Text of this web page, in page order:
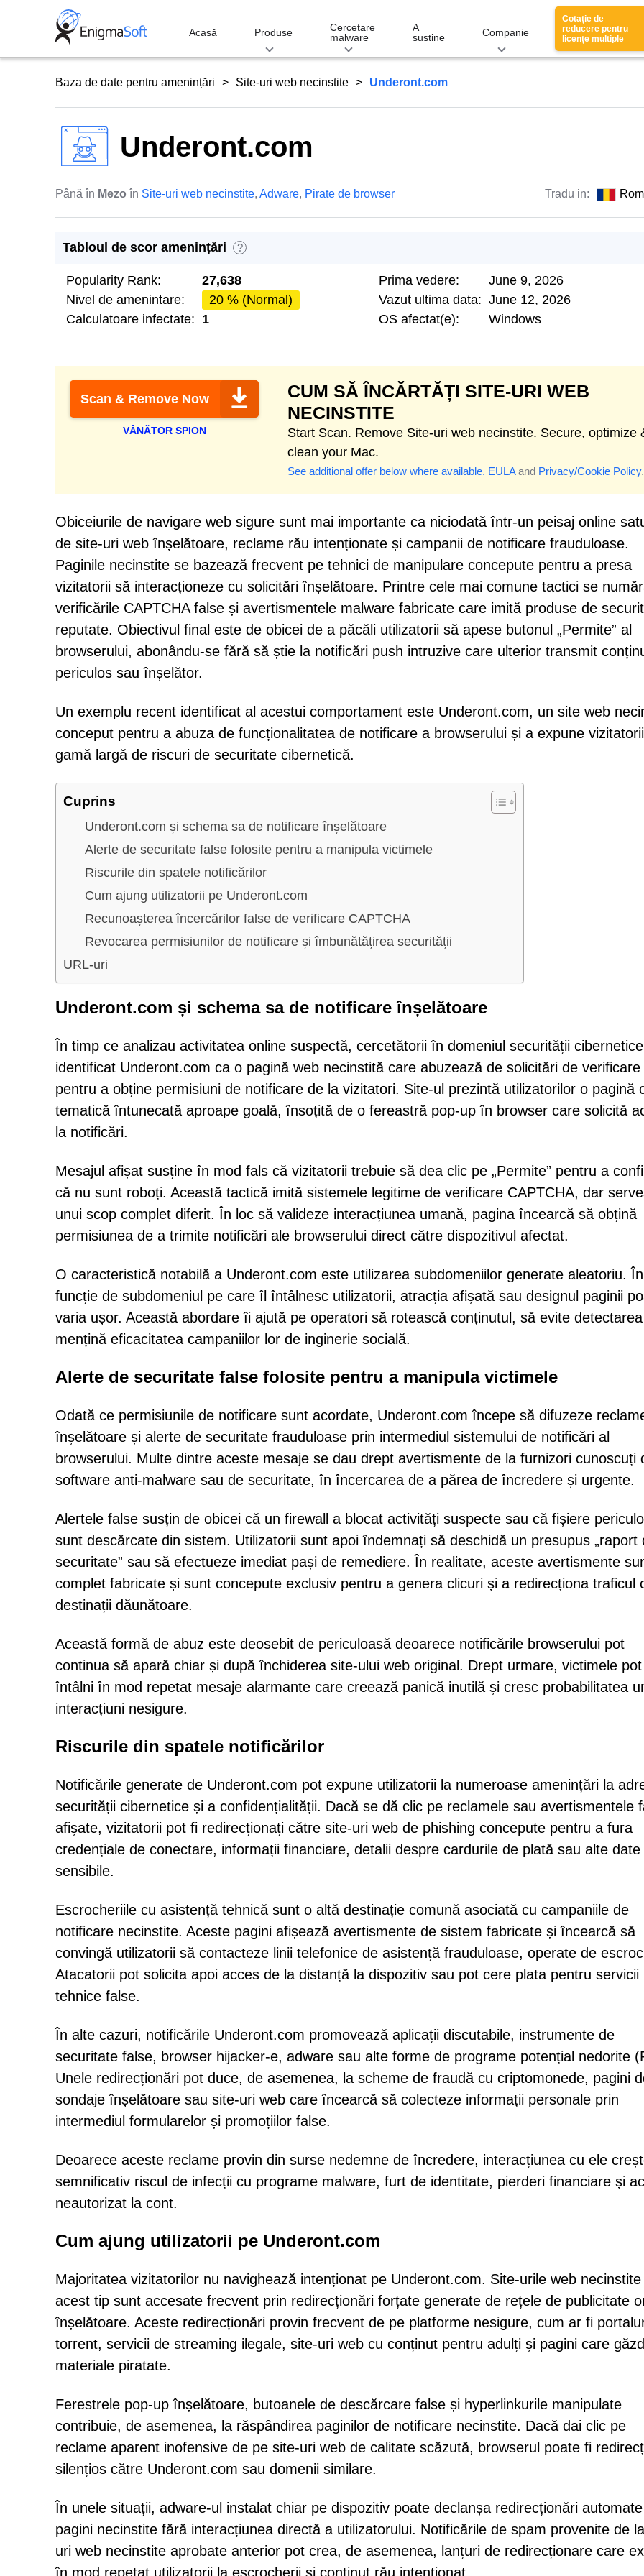
Acasă Produse
Cercetare
malware
A
sustine
Companie
Cotație de
reducere pentru
licențe multiple
Baza de date pentru amenințări Site-uri web necinstite Underont.com
Underont.com
Până în Mezo în Site-uri web necinstite, Adware, Pirate de browser Tradu in:
Tabloul de scor amenințări ?
Popularity Rank:
27,638
Nivel de amenintare:
20 % (Normal)
Calculatoare infectate: 1
Prima vedere:
June 9, 2026
Vazut ultima data: June 12, 2026
OS afectat(e):
Windows
Scan & Remove Now
VÂNĂTOR SPION
CUM SĂ ÎNCĂRTĂȚI SITE-URI WEB
NECINSTITE
Start Scan. Remove Site-uri web necinstite. Secure, optimize
clean your Mac.
See additional offer below where available. EULAand Privacy/Cookie Policy.
Obiceiurile de navigare web sigure sunt mai importante ca niciodată într-un peisaj online
de site-uri web înșelătoare, reclame rău intenționate și campanii de notificare frauduloase.
Paginile necinstite se bazează frecvent pe tehnici de manipulare concepute pentru a presa
vizitatorii să interacționeze cu solicitări înșelătoare. Printre cele mai comune tactici se
verificările CAPTCHA false și avertismentele malware fabricate care imită produse de
reputate. Obiectivul final este de obicei de a păcăli utilizatorii să apese butonul „Permite” al
browserului, abonându-se fără să știe la notificări push intruzive care ulterior transmit
periculos sau înșelător.
Un exemplu recent identificat al acestui comportament este Underont.com, un site web
conceput pentru a abuza de funcționalitatea de notificare a browserului și a expune
gamă largă de riscuri de securitate cibernetică.
Cuprins
Underont.com și schema sa de notificare înșelătoare
Alerte de securitate false folosite pentru a manipula victimele
Riscurile din spatele notificărilor
Cum ajung utilizatorii pe Underont.com
Recunoașterea încercărilor false de verificare CAPTCHA
Revocarea permisiunilor de notificare și îmbunătățirea securității
URL-uri
Underont.com și schema sa de notificare înșelătoare
În timp ce analizau activitatea online suspectă, cercetătorii în domeniul securității
identificat Underont.com ca o pagină web necinstită care abuzează de solicitări de verificare
pentru a obține permisiuni de notificare de la vizitatori. Site-ul prezintă utilizatorilor o pagină
tematică întunecată aproape goală, însoțită de o fereastră pop-up în browser care solicită
la notificări.
Mesajul afișat susține în mod fals că vizitatorii trebuie să dea clic pe „Permite” pentru a
că nu sunt roboți. Această tactică imită sistemele legitime de verificare CAPTCHA, dar
unui scop complet diferit. În loc să valideze interacțiunea umană, pagina încearcă să obțină
permisiunea de a trimite notificări ale browserului direct către dispozitivul afectat.
O caracteristică notabilă a Underont.com este utilizarea subdomeniilor generate aleatoriu. În
funcție de subdomeniul pe care îl întâlnesc utilizatorii, atracția afișată sau designul paginii
varia ușor. Această abordare îi ajută pe operatori să rotească conținutul, să evite
mențină eficacitatea campaniilor lor de inginerie socială.
Alerte de securitate false folosite pentru a manipula victimele
Odată ce permisiunile de notificare sunt acordate, Underont.com începe să difuzeze
înșelătoare și alerte de securitate frauduloase prin intermediul sistemului de notificări al
browserului. Multe dintre aceste mesaje se dau drept avertismente de la furnizori cunoscuți
software anti-malware sau de securitate, în încercarea de a părea de încredere și urgente.
Alertele false susțin de obicei că un firewall a blocat activități suspecte sau că fișiere
sunt descărcate din sistem. Utilizatorii sunt apoi îndemnați să deschidă un presupus „raport
securitate” sau să efectueze imediat pași de remediere. În realitate, aceste avertismente
complet fabricate și sunt concepute exclusiv pentru a genera clicuri și a redirecționa traficul
destinații dăunătoare.
Această formă de abuz este deosebit de periculoasă deoarece notificările browserului pot
continua să apară chiar și după închiderea site-ului web original. Drept urmare, victimele pot
întâlni în mod repetat mesaje alarmante care creează panică inutilă și cresc probabilitatea
interacțiuni nesigure.
Riscurile din spatele notificărilor
Notificările generate de Underont.com pot expune utilizatorii la numeroase amenințări la
securității cibernetice și a confidențialității. Dacă se dă clic pe reclamele sau avertismentele
afișate, vizitatorii pot fi redirecționați către site-uri web de phishing concepute pentru a fura
credențiale de conectare, informații financiare, detalii despre cardurile de plată sau alte date
sensibile.
Escrocheriile cu asistență tehnică sunt o altă destinație comună asociată cu campaniile de
notificare necinstite. Aceste pagini afișează avertismente de sistem fabricate și încearcă să
convingă utilizatorii să contacteze linii telefonice de asistență frauduloase, operate de
Atacatorii pot solicita apoi acces de la distanță la dispozitiv sau pot cere plata pentru servicii
tehnice false.
În alte cazuri, notificările Underont.com promovează aplicații discutabile, instrumente de
securitate false, browser hijacker-e, adware sau alte forme de programe potențial nedorite
Unele redirecționări pot duce, de asemenea, la scheme de fraudă cu criptomonede, pagini
sondaje înșelătoare sau site-uri web care încearcă să colecteze informații personale prin
intermediul formularelor și promoțiilor false.
Deoarece aceste reclame provin din surse nedemne de încredere, interacțiunea cu ele
semnificativ riscul de infecții cu programe malware, furt de identitate, pierderi financiare și
neautorizat la cont.
Cum ajung utilizatorii pe Underont.com
Majoritatea vizitatorilor nu navighează intenționat pe Underont.com. Site-urile web
acest tip sunt accesate frecvent prin redirecționări forțate generate de rețele de publicitate
înșelătoare. Aceste redirecționări provin frecvent de pe platforme nesigure, cum ar fi
torrent, servicii de streaming ilegale, site-uri web cu conținut pentru adulți și pagini care
materiale piratate.
Ferestrele pop-up înșelătoare, butoanele de descărcare false și hyperlinkurile manipulate
contribuie, de asemenea, la răspândirea paginilor de notificare necinstite. Dacă dai clic pe
reclame aparent inofensive de pe site-uri web de calitate scăzută, browserul poate fi
silențios către Underont.com sau domenii similare.
În unele situații, adware-ul instalat chiar pe dispozitiv poate declanșa redirecționări
pagini necinstite fără interacțiunea directă a utilizatorului. Notificările de spam provenite de
uri web necinstite aprobate anterior pot crea, de asemenea, lanțuri de redirecționare care
în mod repetat utilizatorii la escrocherii și conținut rău intenționat.